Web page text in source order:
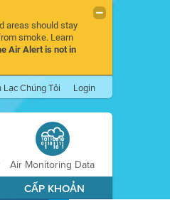
areas should stay
smoke. Learn
Air Alert is not in
Lạc Chúng Tôi Login
Air Monitoring Data
CẤP KHOẢN